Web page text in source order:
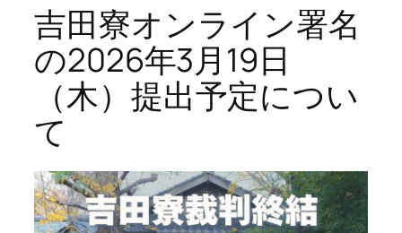
吉田寮オンライン署名
の2026年3月19日
（木）提出予定につい
て